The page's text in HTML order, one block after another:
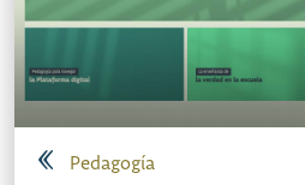
Pedagogía